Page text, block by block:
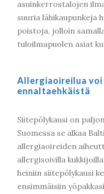
asuinkerrostalojen
suuria lähikaupunkeja
poistoja, jolloin
tuloilmapuolen asiat
Allergiaoireilua voi
ennaltaehkäistä
Siitepölykausi on
Suomessa se alkaa
allergiaoireiden
allergisoivilla
heiniin siitepölykausi
ensimmäisiin